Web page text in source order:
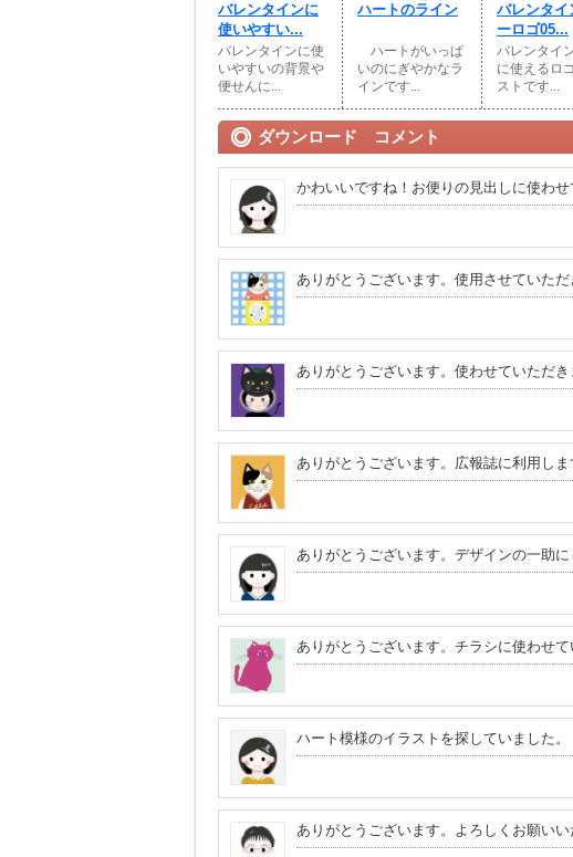
バレンタインに
使いやすい...
バレンタインに使
いやすいの背景や
便せんに...
ハートのライン
ハートがいっぱ
いのにぎやかなラ
インです...
バレンタイ
ーロゴ05...
バレンタイ
に使えるロ
ストです...
ダウンロード コメント
かわいいですね！お便りの見出しに使わ
ありがとうございます。使用させていただ
ありがとうございます。使わせていただき
ありがとうございます。広報誌に利用しま
ありがとうございます。デザインの一助に
ありがとうございます。チラシに使わせて
ハート模様のイラストを探していました。
ありがとうございます。よろしくお願いい